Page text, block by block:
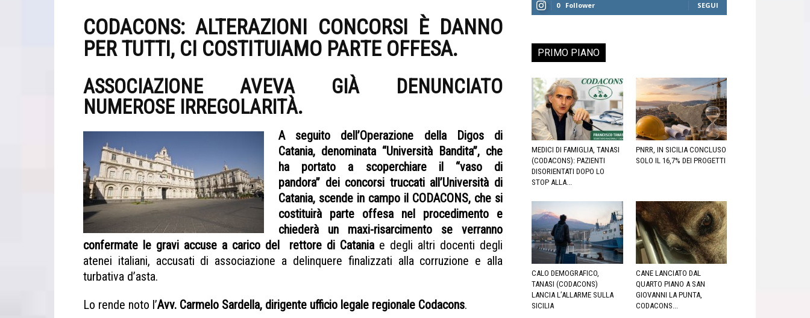
CODACONS: ALTERAZIONI CONCORSI È DANNO
PER TUTTI, CI COSTITUIAMO PARTE OFFESA.
ASSOCIAZIONE AVEVA GIÀ DENUNCIATO
NUMEROSE IRREGOLARITÀ.
A seguito dell’Operazione della Digos di
Catania, denominata “Università Bandita”, che
ha portato a scoperchiare il “vaso di
pandora” dei concorsi truccati all’Università di
Catania, scende in campo il CODACONS, che si
costituirà parte offesa nel procedimento e
chiederà un maxi-risarcimento se verranno
confermate le gravi accuse a carico del rettore di Cataniae degli altri docenti degli
atenei italiani, accusati di associazione a delinquere finalizzati alla corruzione e alla
turbativa d’asta.
Lo rende noto l’Avv. Carmelo Sardella, dirigente ufficio legale regionale Codacons.
0 Follower SEGUI
PRIMO PIANO
MEDICI DI FAMIGLIA, TANASI
(CODACONS): PAZIENTI
DISORIENTATI DOPO LO
STOP ALLA...
PNRR, IN SICILIA CONCLUSO
SOLO IL 16,7% DEI PROGETTI
CALO DEMOGRAFICO,
TANASI (CODACONS)
LANCIA L’ALLARME SULLA
SICILIA
CANE LANCIATO DAL
QUARTO PIANO A SAN
GIOVANNI LA PUNTA,
CODACONS...